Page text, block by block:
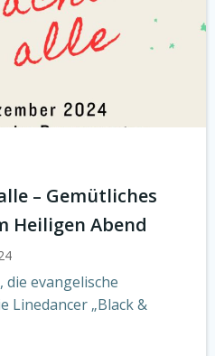
– Gemütliches
Heiligen Abend
die evangelische
Linedancer „Black &